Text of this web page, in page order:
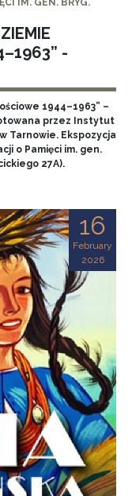
IM. GEN. BRYG.
-
1944–1963” –
przez Instytut
Tarnowie. Ekspozycja
o Pamięci im. gen.
27A).
16
February
2026